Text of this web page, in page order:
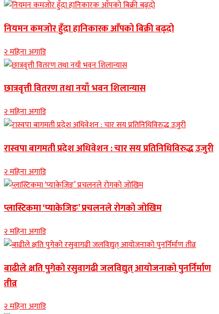
नियमन कमजोर हुँदा हानिकारक आँपको बिक्री बढ्दो
२ महिना अगाडि
छात्रवृत्ती वितरण तथा नयाँ भवन शिलान्यास
२ महिना अगाडि
रास्वपा बागमती प्रदेश अधिवेशन : चार सय प्रतिनिधिविरुद्ध उजुरी
२ महिना अगाडि
प्लास्टिकमा ‘प्याकेजिङ’ प्रचलनले रोगको जोखिम
२ महिना अगाडि
बाढीले क्षति पुगेको रसुवागढी जलविद्युत् आयोजनाको पुनर्निर्माण
तीव्र
२ महिना अगाडि